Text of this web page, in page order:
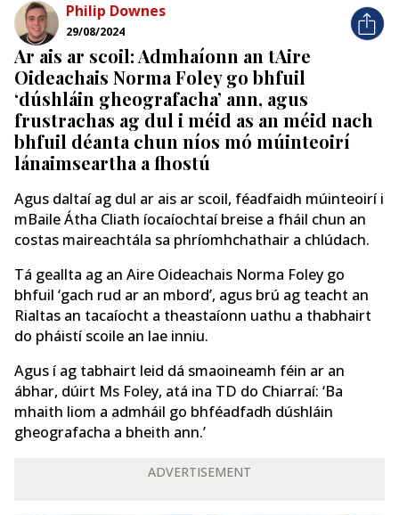
Philip Downes
29/08/2024
Ar ais ar scoil: Admhaíonn an tAire
Oideachais Norma Foley go bhfuil
‘dúshláin gheografacha’ ann, agus
frustrachas ag dul i méid as an méid nach
bhfuil déanta chun níos mó múinteoirí
lánaimseartha a fhostú
Agus daltaí ag dul ar ais ar scoil, féadfaidh múinteoirí i
mBaile Átha Cliath íocaíochtaí breise a fháil chun an
costas maireachtála sa phríomhchathair a chlúdach.
Tá geallta ag an Aire Oideachais Norma Foley go
bhfuil ‘gach rud ar an mbord’, agus brú ag teacht an
Rialtas an tacaíocht a theastaíonn uathu a thabhairt
do pháistí scoile an lae inniu.
Agus í ag tabhairt leid dá smaoineamh féin ar an
ábhar, dúirt Ms Foley, atá ina TD do Chiarraí: ‘Ba
mhaith liom a admháil go bhféadfadh dúshláin
gheografacha a bheith ann.’
ADVERTISEMENT